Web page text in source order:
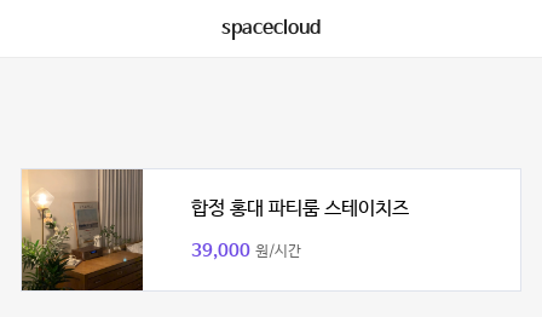
spacecloud
합정 홍대 파티룸 스테이치즈
39,000 원/시간